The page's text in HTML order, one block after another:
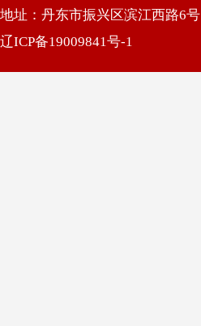
地址：丹东市振兴区滨江西路6号
辽ICP备19009841号-1